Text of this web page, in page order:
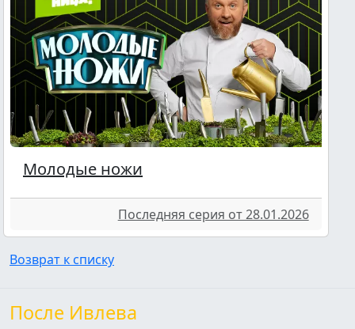
Молодые ножи
Последняя серия от 28.01.2026
Возврат к списку
После Ивлева